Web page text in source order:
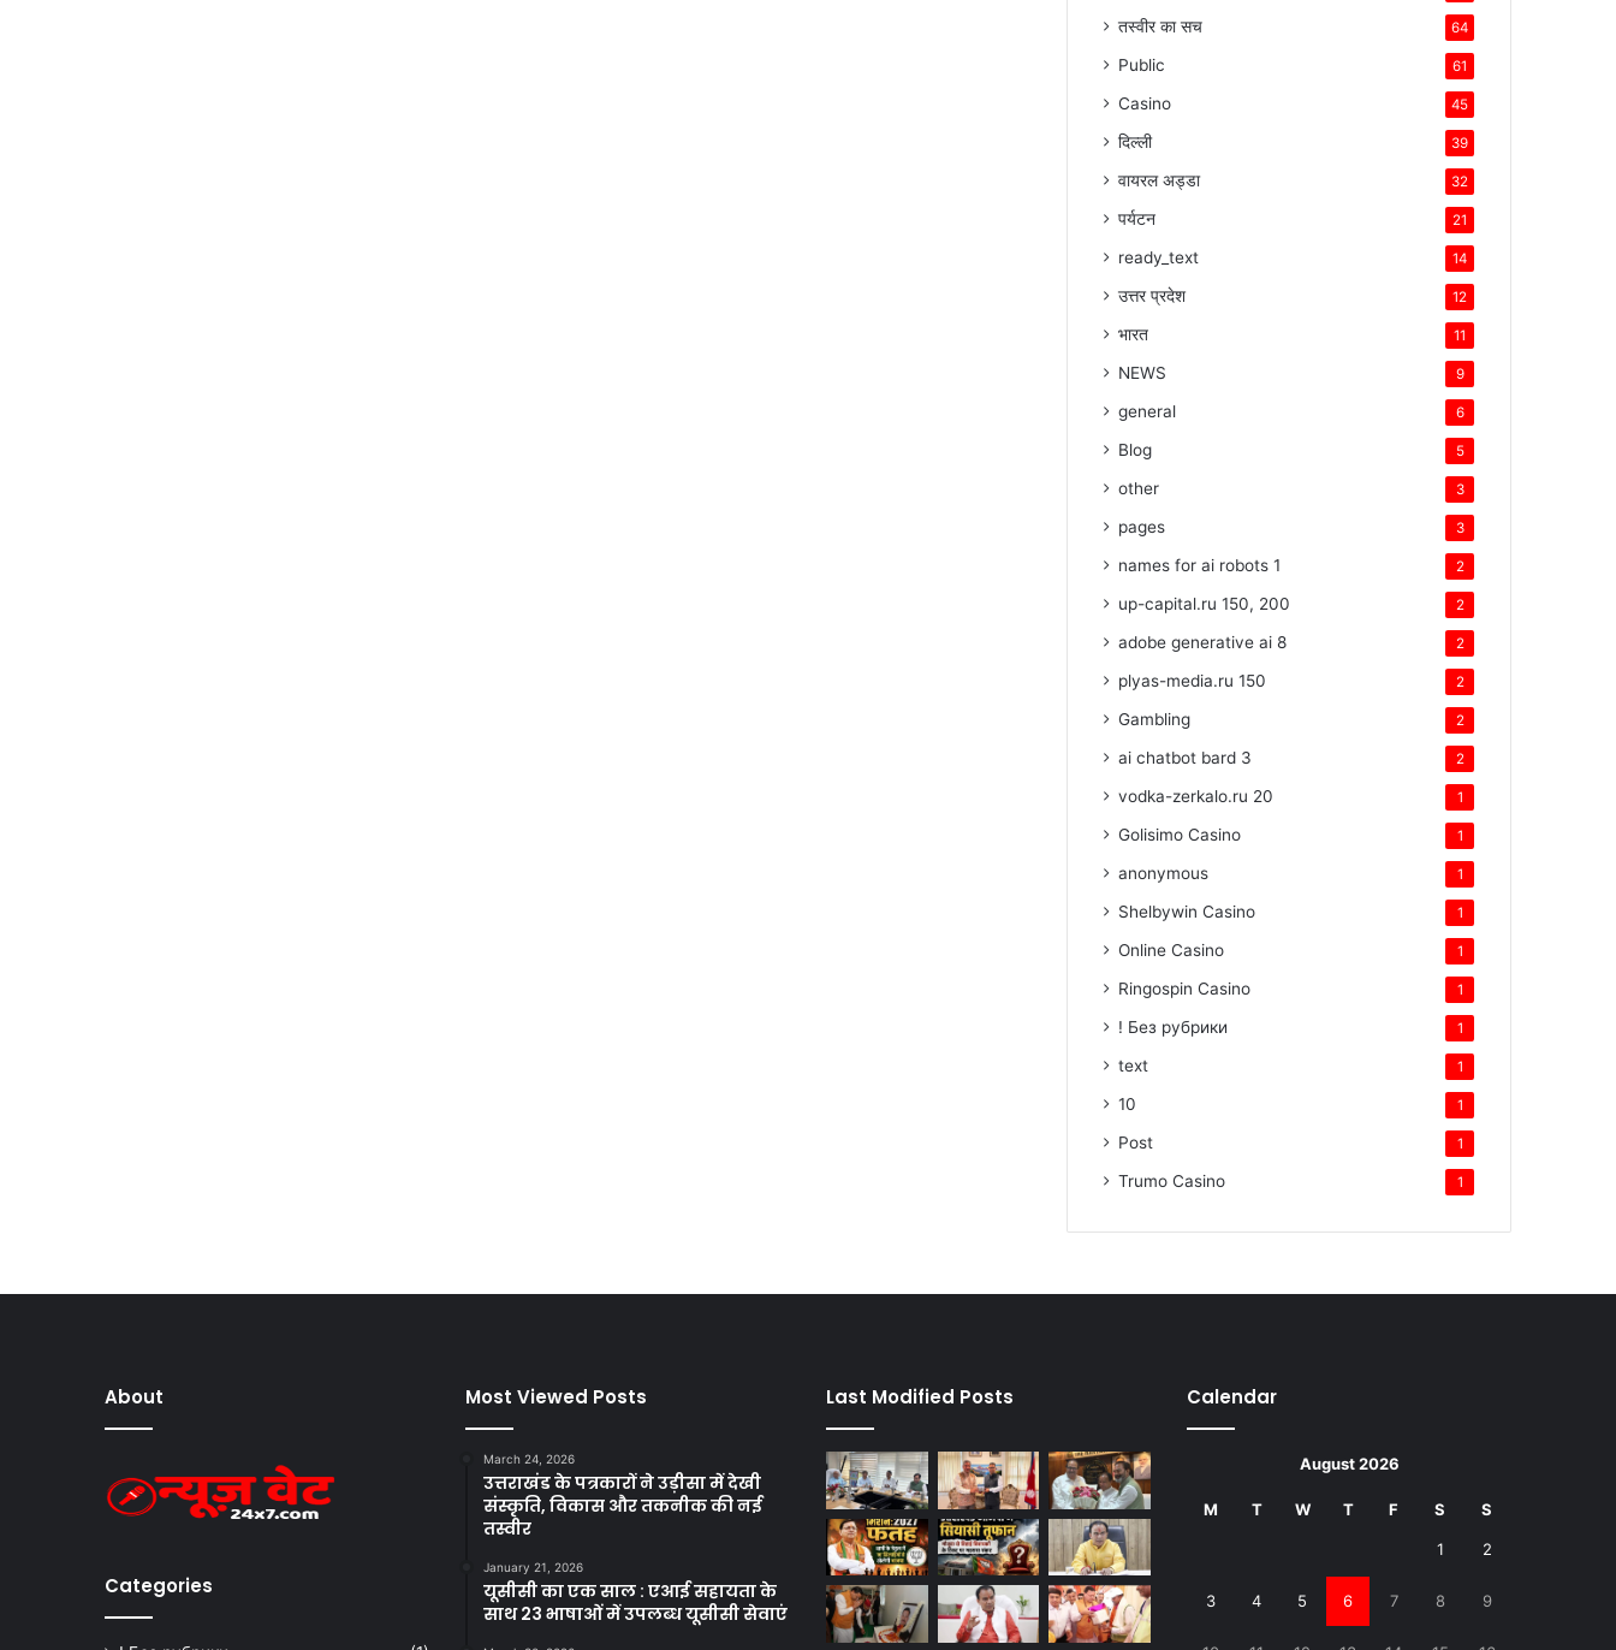
तस्वीर का सच 64
Public 61
Casino 45
दिल्ली 39
वायरल अड्डा 32
पर्यटन 21
ready_text 14
उत्तर प्रदेश 12
भारत 11
NEWS 9
general 6
Blog 5
other 3
pages 3
names for ai robots 1 2
up-capital.ru 150, 200 2
adobe generative ai 8 2
plyas-media.ru 150 2
Gambling 2
ai chatbot bard 3 2
vodka-zerkalo.ru 20 1
Golisimo Casino 1
anonymous 1
Shelbywin Casino 1
Online Casino 1
Ringospin Casino 1
! Без рубрики 1
text 1
10 1
Post 1
Trumo Casino 1
About
Categories
Most Viewed Posts
March 24, 2026
उत्तराखंड के पत्रकारों ने उड़ीसा में देखी
संस्कृति, विकास और तकनीक की नई
तस्वीर
January 21, 2026
यूसीसी का एक साल : एआई सहायता के
साथ 23 भाषाओं में उपलब्ध यूसीसी सेवाएं
Last Modified Posts Calendar
August 2026
M T W T F S S
1 2
3 4 5 6 7 8 9